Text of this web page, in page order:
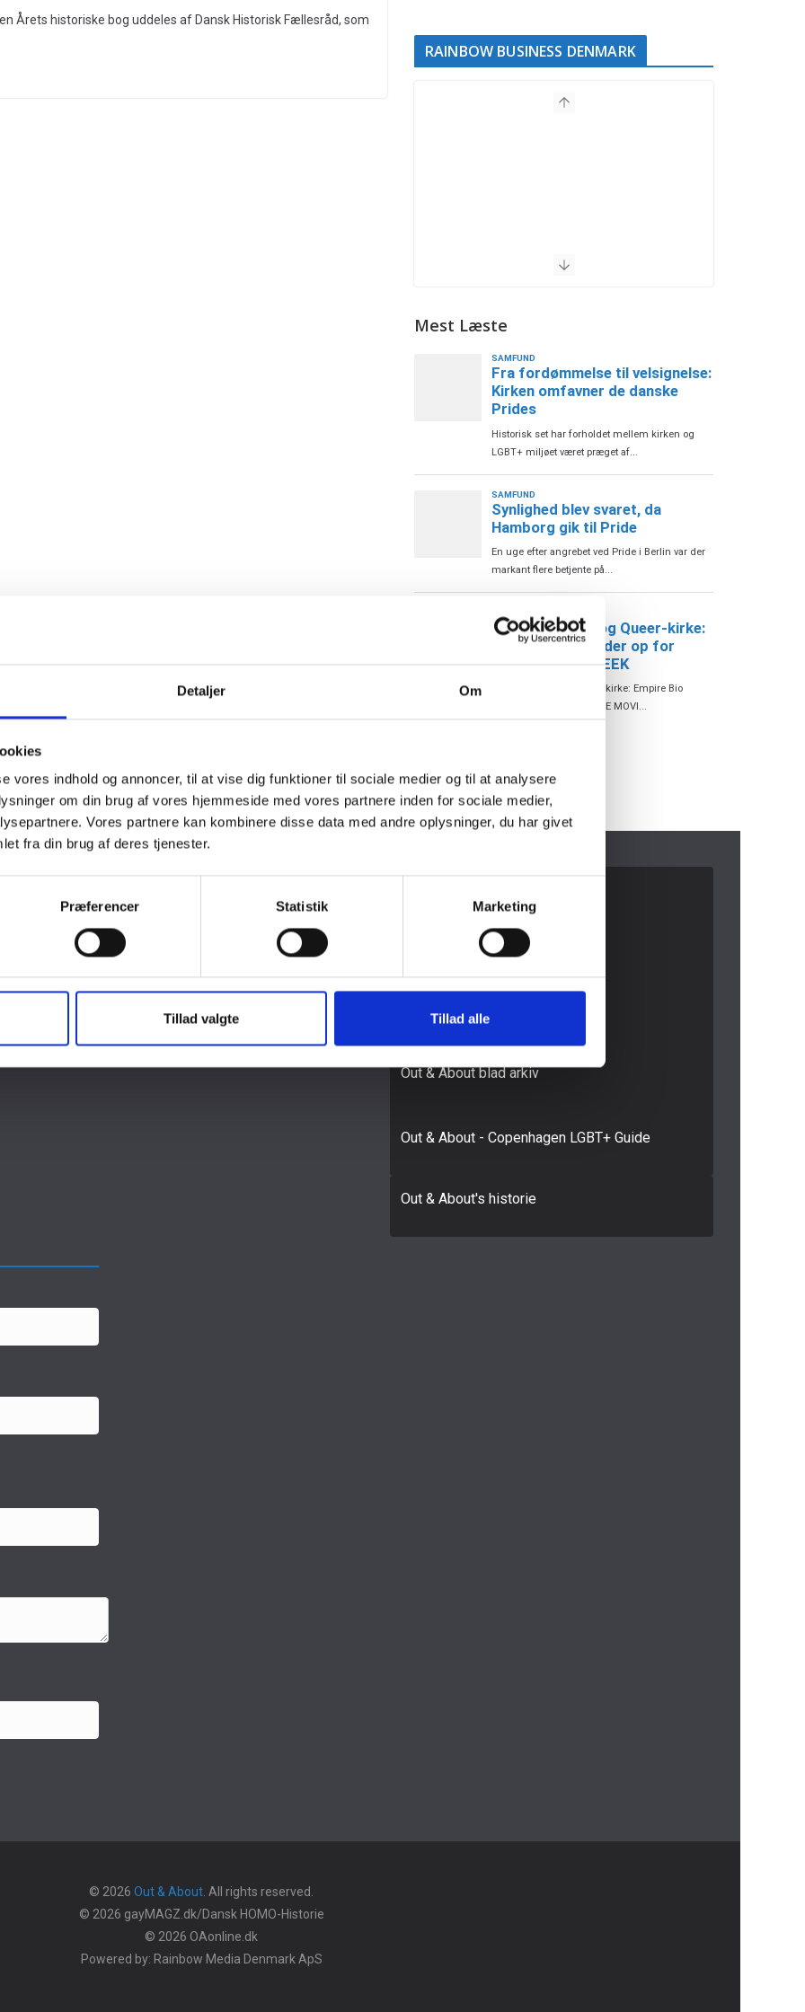
Detaljer Om
vores indhold og annoncer, til at vise dig funktioner til sociale medier og til at analysere
om din brug af vores hjemmeside med vores partnere inden for sociale medier,
Vores partnere kan kombinere disse data med andre oplysninger, du har givet
fra din brug af deres tjenester.
Præferencer Statistik Marketing
Tillad valgte Tillad alle
Årets historiske bog uddeles af Dansk Historisk Fællesråd, som
RAINBOW BUSINESS DENMARK
Mest Læste
INDLÆG Medieinfo magasin
Out & About blad arkiv
Out & About - Copenhagen LGBT+ Guide
Out & About's historie
© 2026 Out & About . All rights reserved.
© 2026 gayMAGZ.dk/Dansk HOMO-Historie
© 2026 OAonline.dk
Powered by: Rainbow Media Denmark ApS